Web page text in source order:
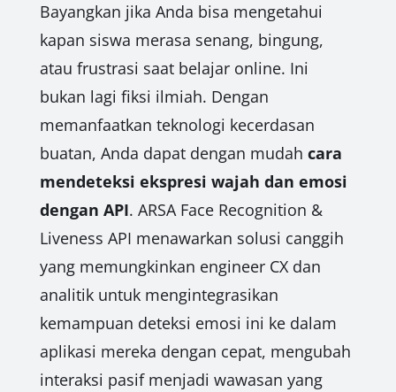
Bayangkan jika Anda bisa mengetahui
kapan siswa merasa senang, bingung,
atau frustrasi saat belajar online. Ini
bukan lagi fiksi ilmiah. Dengan
memanfaatkan teknologi kecerdasan
buatan, Anda dapat dengan mudah cara
mendeteksi ekspresi wajah dan emosi
dengan API. ARSA Face Recognition &
Liveness API menawarkan solusi canggih
yang memungkinkan engineer CX dan
analitik untuk mengintegrasikan
kemampuan deteksi emosi ini ke dalam
aplikasi mereka dengan cepat, mengubah
interaksi pasif menjadi wawasan yang